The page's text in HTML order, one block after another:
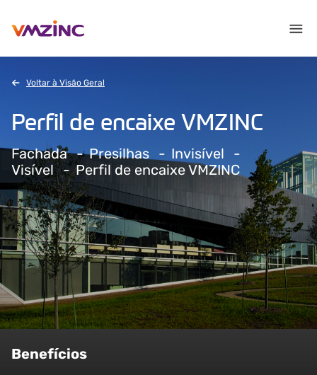
Voltar à Visão Geral
Perfil de encaixe VMZINC
Fachada Presilhas
Invisível
Visível
Perfil de encaixe VMZINC
Benefícios